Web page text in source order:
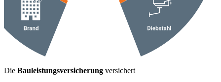
Die Bauleistungsversicherung versichert